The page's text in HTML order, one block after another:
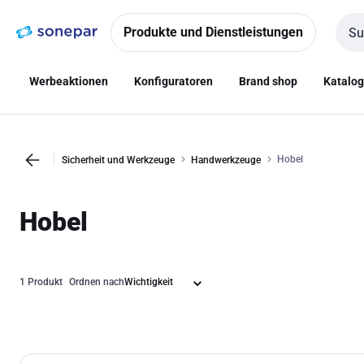
NavigationInhalt
Produkte und Dienstleistungen
Werbeaktionen Konfiguratoren Brand shop
Sicherheit und Werkzeuge Handwerkzeuge Hobel
Hobel
1 Produkt Ordnen nach